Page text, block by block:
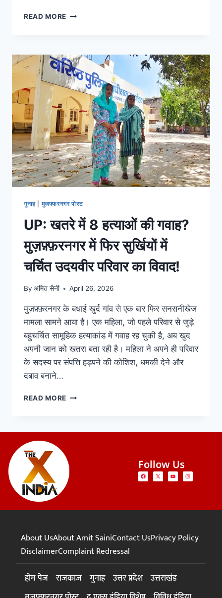
READ MORE
गुनाह| मुजफ्फरनगर पोस्ट
UP: खतरे में 8 हत्याओं की गवाह?
मुज़फ़्फ़रनगर में फिर सुर्खियों में
चर्चित उदयवीर परिवार का विवाद!
By अमित सैनी April 26, 2026
मुज़फ़्फ़रनगर के बधाई खुर्द गांव से एक बार फिर सनसनीखेज
मामला सामने आया है। एक महिला, जो पहले परिवार से जुड़े
बहुचर्चित सामूहिक हत्याकांड में गवाह रह चुकी है, अब खुद
अपनी जान को खतरा बता रही है। महिला ने अपने ही परिवार
के सदस्य पर संपत्ति हड़पने की कोशिश, धमकी देने और
दबाव बनाने…
READ MORE
Follow Us
About UsAbout Amit SainiContact UsPrivacy Policy
DisclaimerComplaint Redressal
होम पेज राजकाज गुनाह उत्तर प्रदेश उत्तराखंड